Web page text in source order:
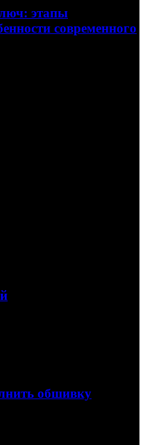
этапы
современного
обшивку